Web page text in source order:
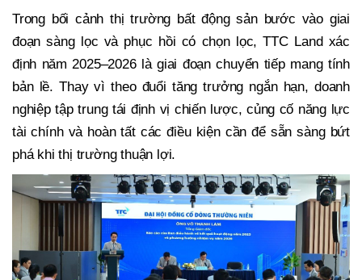
Trong bối cảnh thị trường bất động sản bước vào giai
đoạn sàng lọc và phục hồi có chọn lọc, TTC Land xác
định năm 2025–2026 là giai đoạn chuyển tiếp mang tính
bản lề. Thay vì theo đuổi tăng trưởng ngắn hạn, doanh
nghiệp tập trung tái định vị chiến lược, củng cố năng lực
tài chính và hoàn tất các điều kiện cần để sẵn sàng bứt
phá khi thị trường thuận lợi.